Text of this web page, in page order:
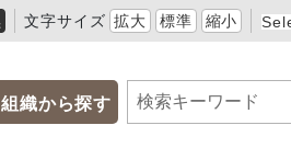
文字サイズ 拡大 標準 縮小
組織から探す